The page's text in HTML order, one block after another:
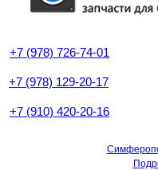
+7 (978) 726-74-01
+7 (978) 129-20-17
+7 (910) 420-20-16